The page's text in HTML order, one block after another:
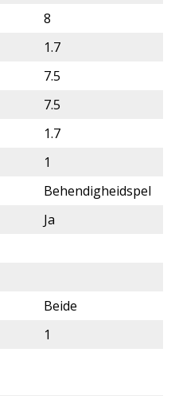
8
1.7
7.5
7.5
1.7
1
Behendigheidspel
Ja
Beide
1